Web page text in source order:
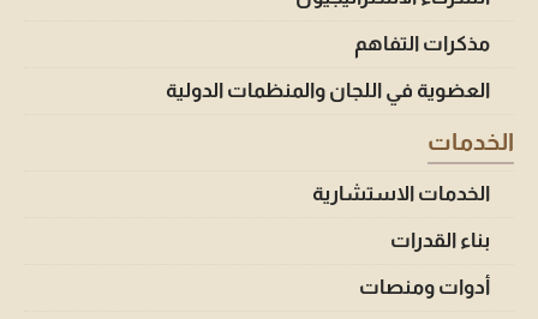
مذكرات التفاهم
العضوية في اللجان والمنظمات الدولية
الخدمات
الخدمات الاستشارية
بناء القدرات
أدوات ومنصات